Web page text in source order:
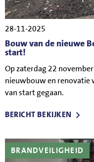
28-11-2025
Bouw van de nieuwe
start!
Op zaterdag 22
nieuwbouw en renovatie
van start gegaan.
BERICHT BEKIJKEN
BRANDVEILIGHEID